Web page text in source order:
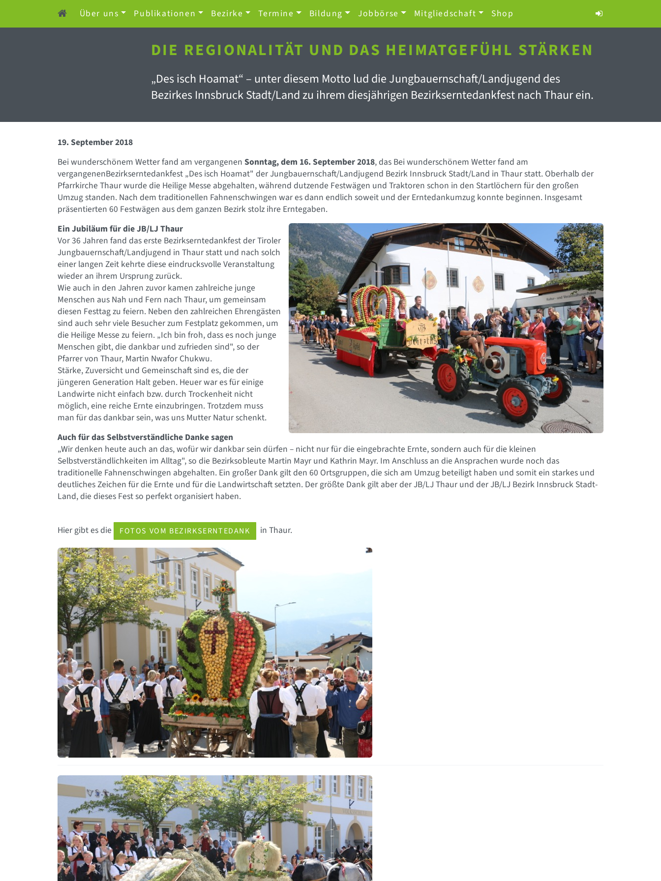
Über uns Publikationen Bezirke Termine Bildung Jobbörse Mitgliedschaft Shop
DIE REGIONALITÄT UND DAS HEIMATGEFÜHL STÄRKEN
„Des isch Hoamat“ – unter diesem Motto lud die Jungbauernschaft/Landjugend des
Bezirkes Innsbruck Stadt/Land zu ihrem diesjährigen Bezirkserntedankfest nach Thaur ein.
19. September 2018
Bei wunderschönem Wetter fand am vergangenen Sonntag, dem 16. September 2018, das Bei wunderschönem Wetter fand am
vergangenenBezirkserntedankfest „Des isch Hoamat" der Jungbauernschaft/Landjugend Bezirk Innsbruck Stadt/Land in Thaur statt. Oberhalb der
Pfarrkirche Thaur wurde die Heilige Messe abgehalten, während dutzende Festwägen und Traktoren schon in den Startlöchern für den großen
Umzug standen. Nach dem traditionellen Fahnenschwingen war es dann endlich soweit und der Erntedankumzug konnte beginnen. Insgesamt
präsentierten 60 Festwägen aus dem ganzen Bezirk stolz ihre Erntegaben.
Ein Jubiläum für die JB/LJ Thaur
Vor 36 Jahren fand das erste Bezirkserntedankfest der Tiroler
Jungbauernschaft/Landjugend in Thaur statt und nach solch
einer langen Zeit kehrte diese eindrucksvolle Veranstaltung
wieder an ihrem Ursprung zurück.
Wie auch in den Jahren zuvor kamen zahlreiche junge
Menschen aus Nah und Fern nach Thaur, um gemeinsam
diesen Festtag zu feiern. Neben den zahlreichen Ehrengästen
sind auch sehr viele Besucher zum Festplatz gekommen, um
die Heilige Messe zu feiern. „Ich bin froh, dass es noch junge
Menschen gibt, die dankbar und zufrieden sind", so der
Pfarrer von Thaur, Martin Nwafor Chukwu.
Stärke, Zuversicht und Gemeinschaft sind es, die der
jüngeren Generation Halt geben. Heuer war es für einige
Landwirte nicht einfach bzw. durch Trockenheit nicht
möglich, eine reiche Ernte einzubringen. Trotzdem muss
man für das dankbar sein, was uns Mutter Natur schenkt.
Auch für das Selbstverständliche Danke sagen
„Wir denken heute auch an das, wofür wir dankbar sein dürfen – nicht nur für die eingebrachte Ernte, sondern auch für die kleinen
Selbstverständlichkeiten im Alltag", so die Bezirksobleute Martin Mayr und Kathrin Mayr. Im Anschluss an die Ansprachen wurde noch das
traditionelle Fahnenschwingen abgehalten. Ein großer Dank gilt den 60 Ortsgruppen, die sich am Umzug beteiligt haben und somit ein starkes und
deutliches Zeichen für die Ernte und für die Landwirtschaft setzten. Der größte Dank gilt aber der JB/LJ Thaur und der JB/LJ Bezirk Innsbruck Stadt-
Land, die dieses Fest so perfekt organisiert haben.
Hier gibt es die FOTOS VOM BEZIRKSERNTEDANK in Thaur.